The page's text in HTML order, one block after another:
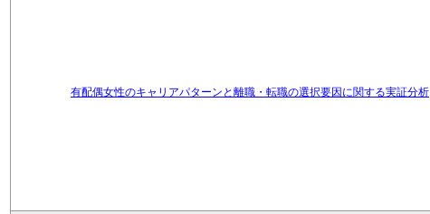
有配偶女性のキャリアパターンと離職・転職の選択要因に関する実証分析